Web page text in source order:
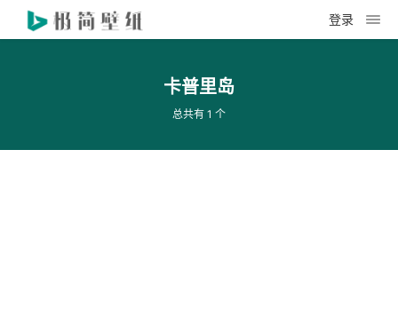
登录
卡普里岛
总共有 1 个